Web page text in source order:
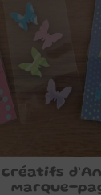
marque-